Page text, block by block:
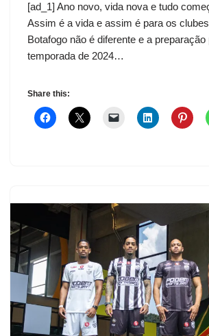
[ad_1] Ano novo, vida nova e tudo
Assim é a vida e assim é para os
Botafogo não é diferente e a preparação
temporada de 2024…
Share this: